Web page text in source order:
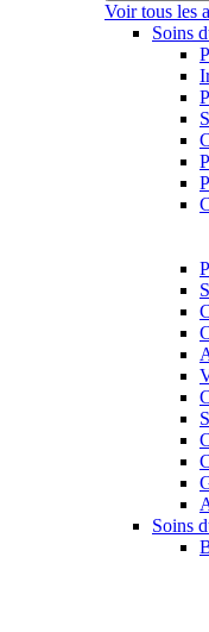
Voir tous les
Soins
Soins